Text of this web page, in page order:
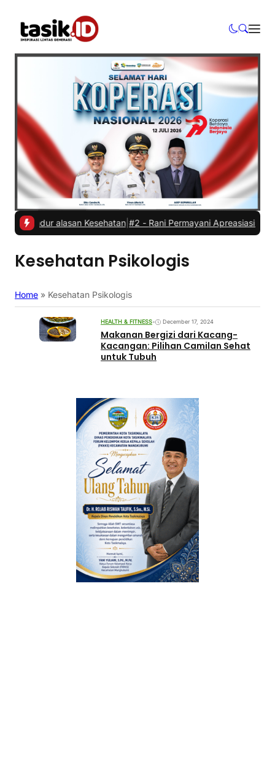
alasan Kesehatan|#2 -Rani Permayani Apreasiasi Teater
Kesehatan Psikologis
Home » Kesehatan Psikologis
HEALTH & FITNESS• December 17, 2024
Makanan Bergizi dari Kacang-
Kacangan: Pilihan Camilan Sehat
untuk Tubuh